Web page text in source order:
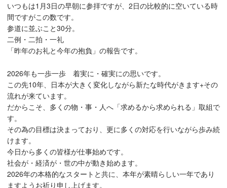
いつもは1月3日の早朝に参拝ですが、2日の比較的に空いている時
間ですがこの数です。
参道に並ぶこと30分。
二例・二拍・一礼
「昨年のお礼と今年の抱負」の報告です。
2026年も一歩一歩 着実に・確実にの思いです。
この先10年、日本が大きく変化しながら新たな時代がきます+その
流れが来ています。
だからこそ、多くの物・事・人へ「求めるから求められる」取組で
す。
その為の目標は決まっており、更に多くの対応を行いながら歩み続
けます。
今日から多くの皆様が仕事始めです。
社会が・経済が・世の中が動き始めます。
2026年の本格的なスタートと共に、本年が素晴らしい一年であり
ますようお祈り申し上げます。